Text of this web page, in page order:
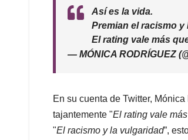
Así es la vida.
Premian el racismo y
El rating vale más
— MÓNICA RODRÍGUEZ
En su cuenta de Twitter,
tajantemente "El rating vale
"El racismo y la vulgaridad”,